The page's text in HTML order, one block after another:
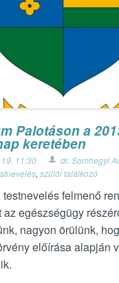
Palotáson a
keretében
11:30 dr. Somhegyi
, szülői találkozó
felmenő
az egészségügy
nagyon örülünk,
előírása alapján